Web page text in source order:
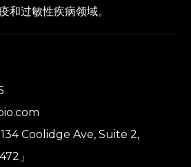
和过敏性疾病领域。
Coolidge Ave, Suite 2,
」